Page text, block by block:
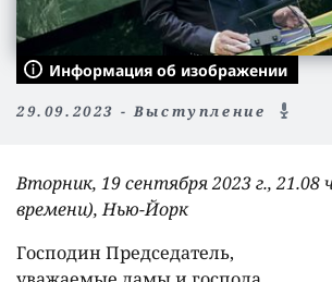
Информация об изображении
29.09.2023 - Выступление
Вторник, 19 сентября 2023 г.,
времени), Нью-Йорк
Господин Председатель,